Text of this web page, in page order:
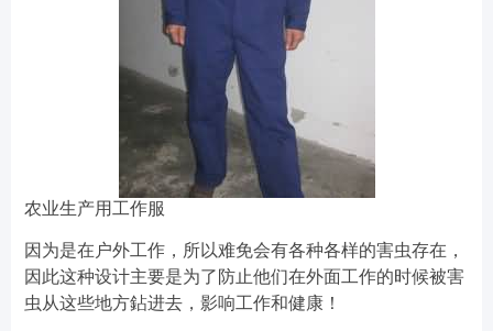
农业生产用工作服
因为是在户外工作，所以难免会有各种各样的害虫存在，
因此这种设计主要是为了防止他们在外面工作的时候被害
虫从这些地方鉆进去，影响工作和健康！